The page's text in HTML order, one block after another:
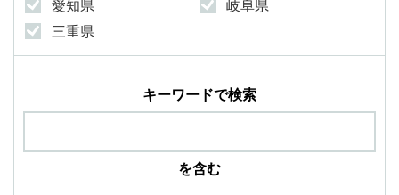
愛知県
岐阜県
三重県
キーワードで検索
を含む